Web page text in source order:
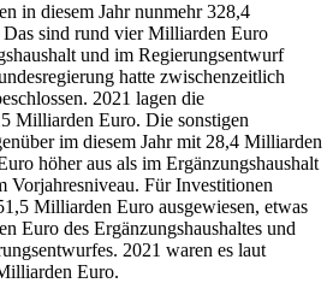
in diesem Jahr nunmehr 328,4
sind rund vier Milliarden Euro
und im Regierungsentwurf
hatte zwischenzeitlich
2021 lagen die
Milliarden Euro. Die sonstigen
im diesem Jahr mit 28,4 Milliarden
höher aus als im Ergänzungshaushalt
Vorjahresniveau. Für Investitionen
Milliarden Euro ausgewiesen, etwas
Euro des Ergänzungshaushaltes und
2021 waren es laut
Euro.